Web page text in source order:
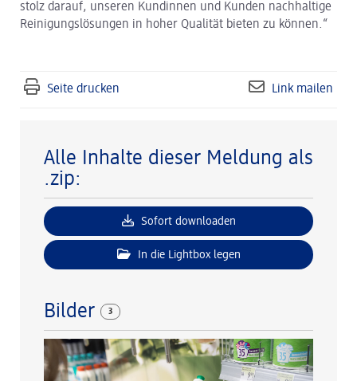
stolz darauf, unseren Kundinnen und Kunden nachhaltige
Reinigungslösungen in hoher Qualität bieten zu können.“
Seite drucken Link mailen
Alle Inhalte dieser Meldung als
.zip:
Sofort downloaden
In die Lightbox legen
Bilder 3